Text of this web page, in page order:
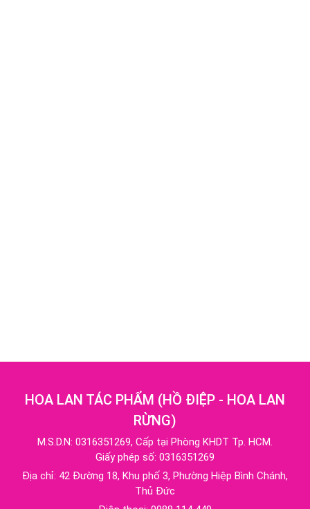
HOA LAN TÁC PHẨM (HỒ ĐIỆP - HOA LAN
RỪNG)
M.S.D.N: 0316351269, Cấp tại Phòng KHDT Tp. HCM.
Giấy phép số: 0316351269
Địa chỉ: 42 Đường 18, Khu phố 3, Phường Hiệp Bình Chánh,
Thủ Đức